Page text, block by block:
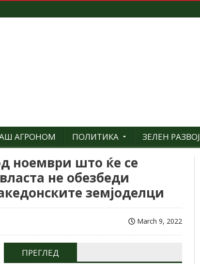
АГРОНОМ ПОЛИТИКА ЗЕЛЕН РАЗВОЈ
ноември што ќе се
не обезбеди
земјоделци
March 9, 2022
ПРЕГЛЕД